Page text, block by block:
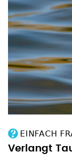
EINFACH
Verlangt